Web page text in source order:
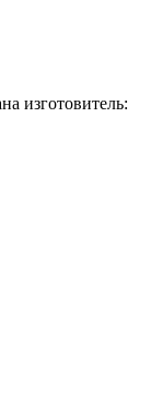
изготовитель: